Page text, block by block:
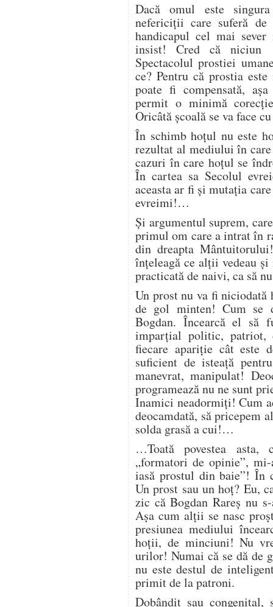
Dacă omul este
nefericiții care suferă
handicapul cel mai
insist! Cred că niciun
Spectacolul prostiei
ce? Pentru că prostia
poate fi compensată,
permit o minimă
Oricâtă școală se va face
În schimb hoțul nu este
rezultat al mediului în
cazuri în care hoțul se
În cartea sa Secolul
aceasta ar fi și mutația
evreimi!…
Și argumentul suprem,
primul om care a intrat în
din dreapta
înțeleagă ce alții vedeau
practicată de naivi, ca să
Un prost nu va fi niciodată
de gol minten! Cum se
Bogdan. Încearcă el
imparțial politic,
fiecare apariție cât este
suficient de isteață
manevrat, manipulat!
programează nu ne sunt
Inamici neadormiți! Cum
deocamdată, să pricepem
solda grasă a cui!…
…Toată povestea asta,
„formatori de opinie”,
iasă prostul din baie”! În
Un prost sau un hoț? Eu,
zic că Bogdan Rareș nu
Așa cum alții se nasc
presiunea mediului
hoții, de minciuni! Nu
urilor! Numai că se dă de
nu este destul de
primit de la patroni.
Dobândit sau